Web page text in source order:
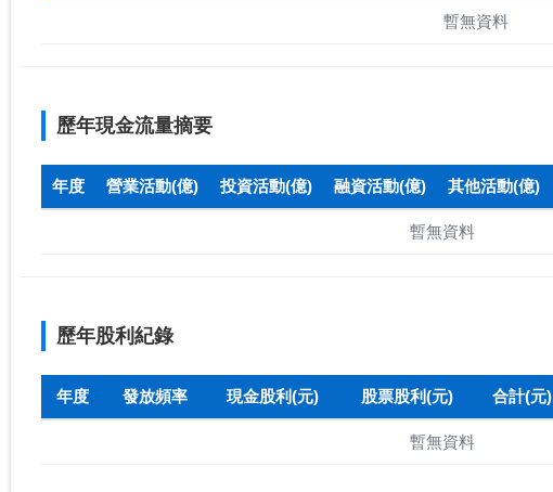
暫無資料
歷年現金流量摘要
年度 營業活動(億) 投資活動(億) 融資活動(億) 其他活動(億)
暫無資料
歷年股利紀錄
年度 發放頻率 現金股利(元) 股票股利(元) 合計(元)
暫無資料